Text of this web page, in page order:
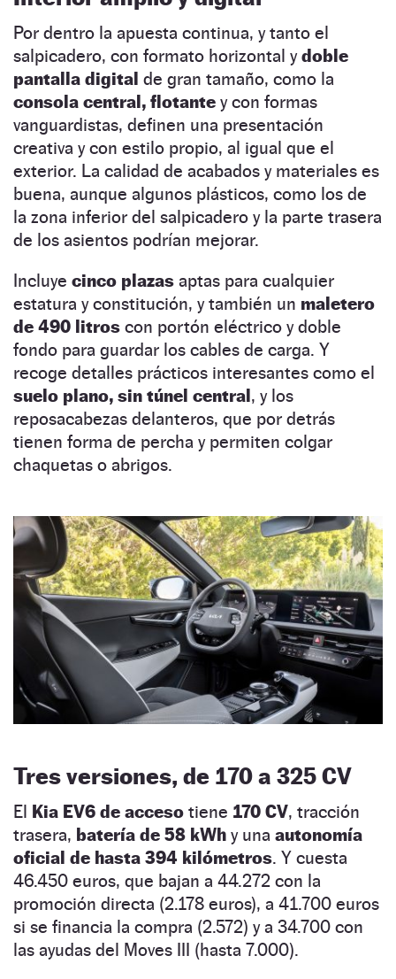
Por dentro la apuesta continua, y tanto el
salpicadero, con formato horizontal ydoble
pantalla digital de gran tamaño, como la
consola central, flotante y con formas
vanguardistas, definen una presentación
creativa y con estilo propio, al igual que el
exterior. La calidad de acabados y materiales es
buena, aunque algunos plásticos, como los de
la zona inferior del salpicadero y la parte trasera
de los asientos podrían mejorar.
Incluye cinco plazas aptas para cualquier
estatura y constitución, y también un maletero
de 490 litros con portón eléctrico y doble
fondo para guardar los cables de carga. Y
recoge detalles prácticos interesantes como el
suelo plano, sin túnel central, y los
reposacabezas delanteros, que por detrás
tienen forma de percha y permiten colgar
chaquetas o abrigos.
Tres versiones, de 170 a 325 CV
El Kia EV6 de acceso tiene 170 CV, tracción
trasera, batería de 58 kWh y una autonomía
oficial de hasta 394 kilómetros. Y cuesta
46.450 euros, que bajan a 44.272 con la
promoción directa (2.178 euros), a 41.700 euros
si se financia la compra (2.572) y a 34.700 con
las ayudas del Moves III (hasta 7.000).